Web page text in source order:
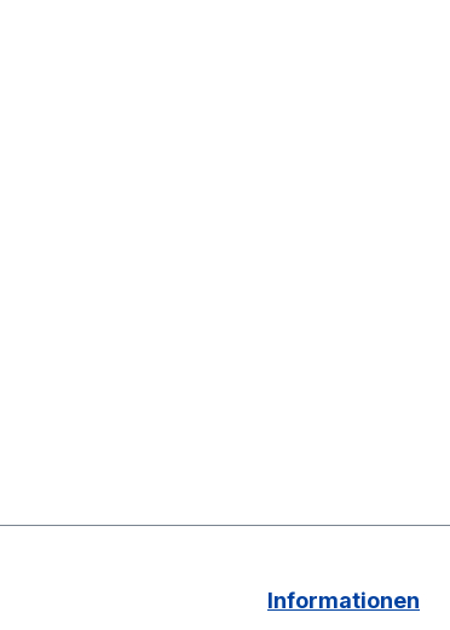
Informationen